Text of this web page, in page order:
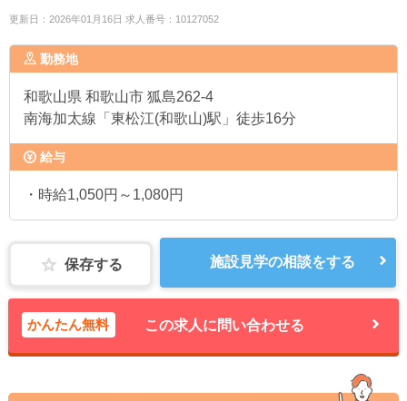
更新日：2026年01月16日 求人番号：10127052
勤務地
和歌山県 和歌山市 狐島262-4
南海加太線「東松江(和歌山)駅」徒歩16分
給与
・時給1,050円～1,080円
保存する 施設見学の相談をする
かんたん無料 この求人に問い合わせる